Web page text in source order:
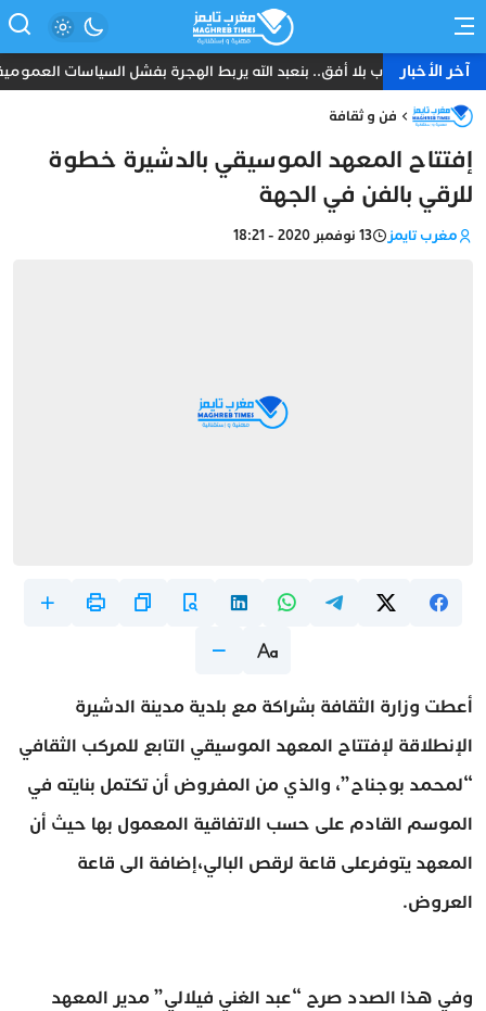
آخر الأخبارشباب بلا أفق.. بنعبد الله يربط الهجرة بفشل السياسات
فن و ثقافة
إفتتاح المعهد الموسيقي بالدشيرة خطوة
للرقي بالفن في الجهة
مغرب تايمز 13 نوفمبر 2020 - 18:21
أعطت وزارة الثقافة بشراكة مع بلدية مدينة الدشيرة
الإنطلاقة لإفتتاح المعهد الموسيقي التابع للمركب الثقافي
“لمحمد بوجناح”، والذي من المفروض أن تكتمل بنايته في
الموسم القادم على حسب الاتفاقية المعمول بها حيث أن
المعهد يتوفرعلى قاعة لرقص البالي،إضافة الى قاعة
العروض.
وفي هذا الصدد صرح “عبد الغني فيلالي” مدير المعهد